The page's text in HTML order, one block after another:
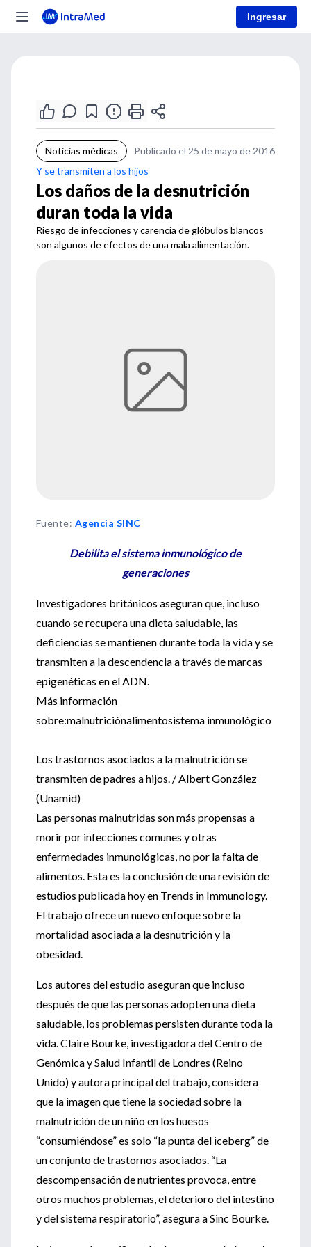
Ingresar
Noticias médicas
Publicado el 25 de mayo de 2016
Y se transmiten a los hijos
Los daños de la desnutrición
duran toda la vida
Riesgo de infecciones y carencia de glóbulos blancos
son algunos de efectos de una mala alimentación.
Fuente: Agencia SINC
Debilita el sistema inmunológico de
generaciones
Investigadores británicos aseguran que, incluso
cuando se recupera una dieta saludable, las
deficiencias se mantienen durante toda la vida y se
transmiten a la descendencia a través de marcas
epigenéticas en el ADN.
Más información
sobre:malnutriciónalimentosistema inmunológico
Los trastornos asociados a la malnutrición se
transmiten de padres a hijos. / Albert González
(Unamid)
Las personas malnutridas son más propensas a
morir por infecciones comunes y otras
enfermedades inmunológicas, no por la falta de
alimentos. Esta es la conclusión de una revisión de
estudios publicada hoy en Trends in Immunology.
El trabajo ofrece un nuevo enfoque sobre la
mortalidad asociada a la desnutrición y la
obesidad.
Los autores del estudio aseguran que incluso
después de que las personas adopten una dieta
saludable, los problemas persisten durante toda la
vida. Claire Bourke, investigadora del Centro de
Genómica y Salud Infantil de Londres (Reino
Unido) y autora principal del trabajo, considera
que la imagen que tiene la sociedad sobre la
malnutrición de un niño en los huesos
“consumiéndose” es solo “la punta del iceberg” de
un conjunto de trastornos asociados. “La
descompensación de nutrientes provoca, entre
otros muchos problemas, el deterioro del intestino
y del sistema respiratorio”, asegura a Sinc Bourke.